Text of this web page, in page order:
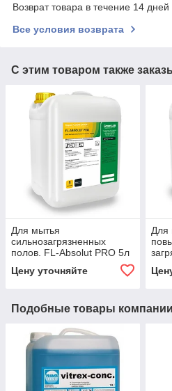
Возврат товара в течение 14
Все условия возврата
С этим товаром также
Для мытья
сильнозагрязненных
полов. FL-Absolut PRO 5л
Цену уточняйте
Для
Подобные товары компании